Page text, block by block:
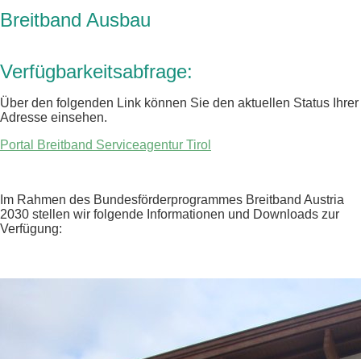
Breitband Ausbau
Verfügbarkeitsabfrage:
Über den folgenden Link können Sie den aktuellen Status Ihrer
Adresse einsehen.
Portal Breitband Serviceagentur Tirol
Im Rahmen des Bundesförderprogrammes Breitband Austria
2030 stellen wir folgende Informationen und Downloads zur
Verfügung: